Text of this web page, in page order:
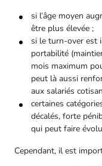
si l’âge moyen
être plus élevée ;
si le turn-over est
portabilité
mois maximum
peut là aussi
aux salariés
certaines
décalés, forte
qui peut faire
Cependant, il est